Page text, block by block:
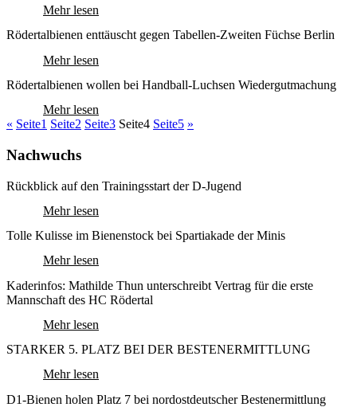
Mehr lesen
Rödertalbienen enttäuscht gegen Tabellen-Zweiten Füchse Berlin
Mehr lesen
Rödertalbienen wollen bei Handball-Luchsen Wiedergutmachung
Mehr lesen
« Seite1 Seite2 Seite3 Seite4 Seite5 »
Nachwuchs
Rückblick auf den Trainingsstart der D-Jugend
Mehr lesen
Tolle Kulisse im Bienenstock bei Spartiakade der Minis
Mehr lesen
Kaderinfos: Mathilde Thun unterschreibt Vertrag für die erste
Mannschaft des HC Rödertal
Mehr lesen
STARKER 5. PLATZ BEI DER BESTENERMITTLUNG
Mehr lesen
D1-Bienen holen Platz 7 bei nordostdeutscher Bestenermittlung